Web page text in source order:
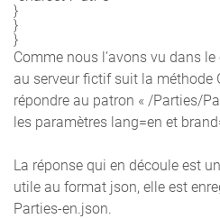
}
}
}
Comme nous l’avons vu dans
au serveur fictif suit la méthode
répondre au patron « /Parties/
les paramètres lang=en et
La réponse qui en découle est
utile au format json, elle est
Parties-en.json.